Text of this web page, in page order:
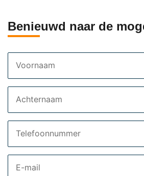
Benieuwd naar de